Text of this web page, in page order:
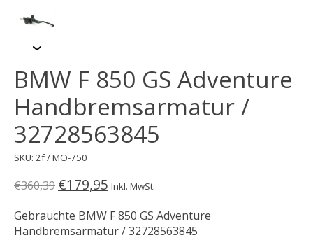
BMW F 850 GS Adventure
Handbremsarmatur /
32728563845
SKU: 2f / MO-750
€360,39 €179,95 Inkl. MwSt.
Gebrauchte BMW F 850 GS Adventure
Handbremsarmatur / 32728563845